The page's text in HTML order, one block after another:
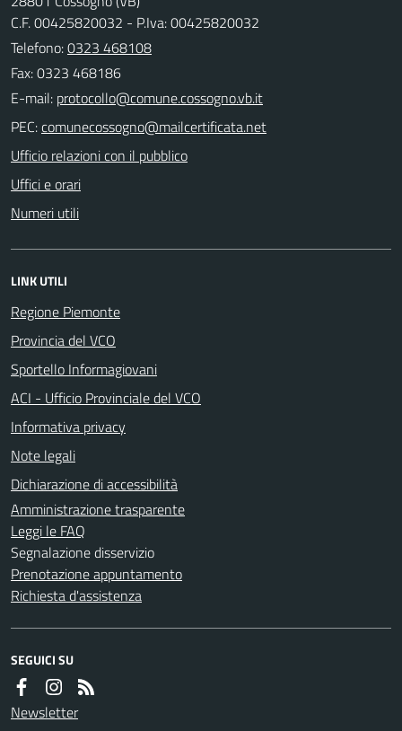
C.F. 00425820032 - P.Iva: 00425820032
Telefono:0323 468108
Fax: 0323 468186
E-mail:
PEC:
Ufficio relazioni con il pubblico
Uffici e orari
Numeri utili
LINK UTILI
Regione Piemonte
Provincia del VCO
Sportello Informagiovani
ACI - Ufficio Provinciale del VCO
Informativa privacy
Note legali
Dichiarazione di accessibilità
Amministrazione trasparente
Leggi le FAQ
Segnalazione disservizio
Prenotazione appuntamento
Richiesta d'assistenza
SEGUICI SU
Newsletter